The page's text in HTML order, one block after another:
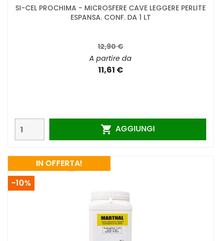
SI-CEL PROCHIMA - MICROSFERE CAVE LEGGERE PERLITE
ESPANSA. CONF. DA 1 LT
12,90 €
A partire da
11,61 €
 AGGIUNGI
IN OFFERTA!
-10%